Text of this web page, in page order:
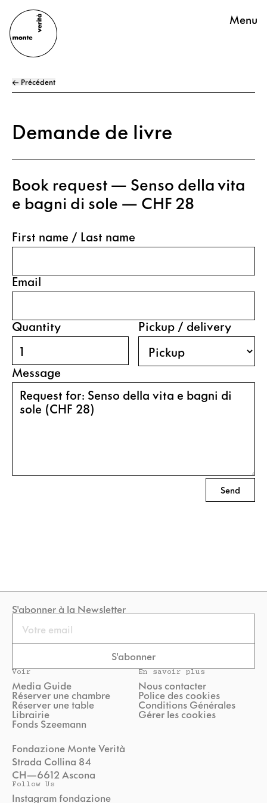
Menu
← Précédent
Demande de livre
Book request — Senso della vita
e bagni di sole — CHF 28
First name / Last name
Email
Quantity Pickup / delivery
Message
Send
S'abonner à la Newsletter
Email
S'abonner
Voir
Media Guide
Réserver une chambre
Réserver une table
Librairie
Fonds Szeemann
En savoir plus
Nous contacter
Police des cookies
Conditions Générales
Gérer les cookies
Fondazione Monte Verità
Strada Collina 84
CH—6612 Ascona
Follow Us
Instagram fondazione